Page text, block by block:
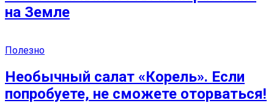
на Земле
Полезно
Необычный салат «Корель». Если
попробуете, не сможете оторваться!